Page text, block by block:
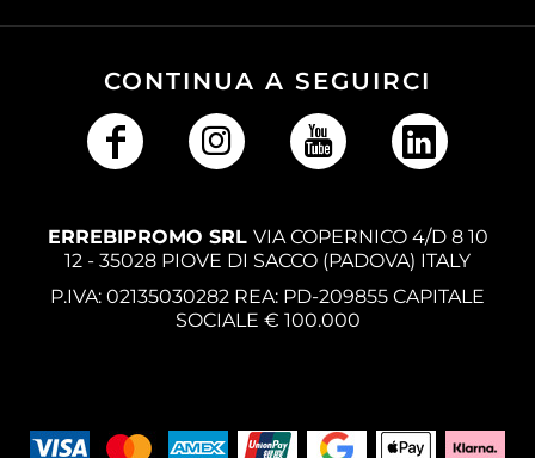
CONTINUA A SEGUIRCI
ERREBIPROMO SRL VIA COPERNICO 4/D 8 10
12 - 35028 PIOVE DI SACCO (PADOVA) ITALY
P.IVA: 02135030282 REA: PD-209855 CAPITALE
SOCIALE € 100.000